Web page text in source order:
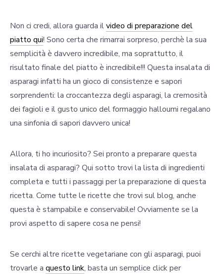
Non ci credi, allora guarda ilvideo di preparazione del
piatto qui! Sono certa che rimarrai sorpreso, perchè la sua
semplicità è davvero incredibile, ma soprattutto, il
risultato finale del piatto è incredibile!!! Questa insalata di
asparagi infatti ha un gioco di consistenze e sapori
sorprendenti: la croccantezza degli asparagi, la cremosità
dei fagioli e il gusto unico del formaggio halloumi regalano
una sinfonia di sapori davvero unica!
Allora, ti ho incuriosito? Sei pronto a preparare questa
insalata di asparagi? Qui sotto trovi la lista di ingredienti
completa e tutti i passaggi per la preparazione di questa
ricetta. Come tutte le ricette che trovi sul blog, anche
questa è stampabile e conservabile! Ovviamente se la
provi aspetto di sapere cosa ne pensi!
Se cerchi altre ricette vegetariane con gli asparagi, puoi
trovarle a questo link, basta un semplice click per